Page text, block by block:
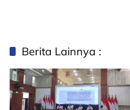
Berita Lainnya :